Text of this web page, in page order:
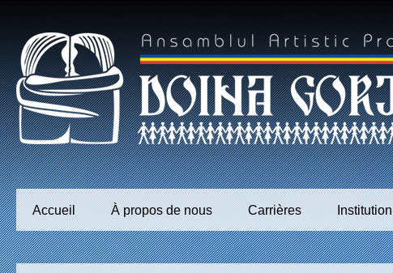
Accueil À propos de nous Carrières Institution